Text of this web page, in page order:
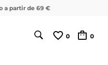
a partir de 69 €
0 0